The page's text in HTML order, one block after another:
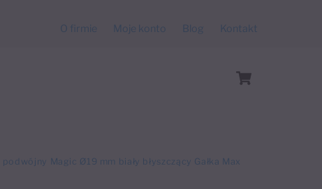
O firmie
Moje konto Blog Kontakt
Magic Ø19 mm biały błyszczący Gałka Max